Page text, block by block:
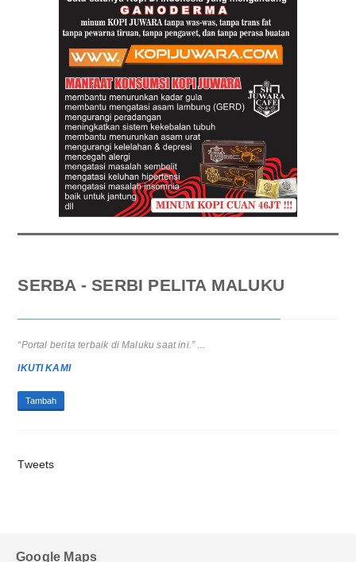
SERBA - SERBI PELITA MALUKU
“Portal berita terbaik di Maluku saat ini.” ...
IKUTI KAMI
Tambah
Tweets
Google Maps